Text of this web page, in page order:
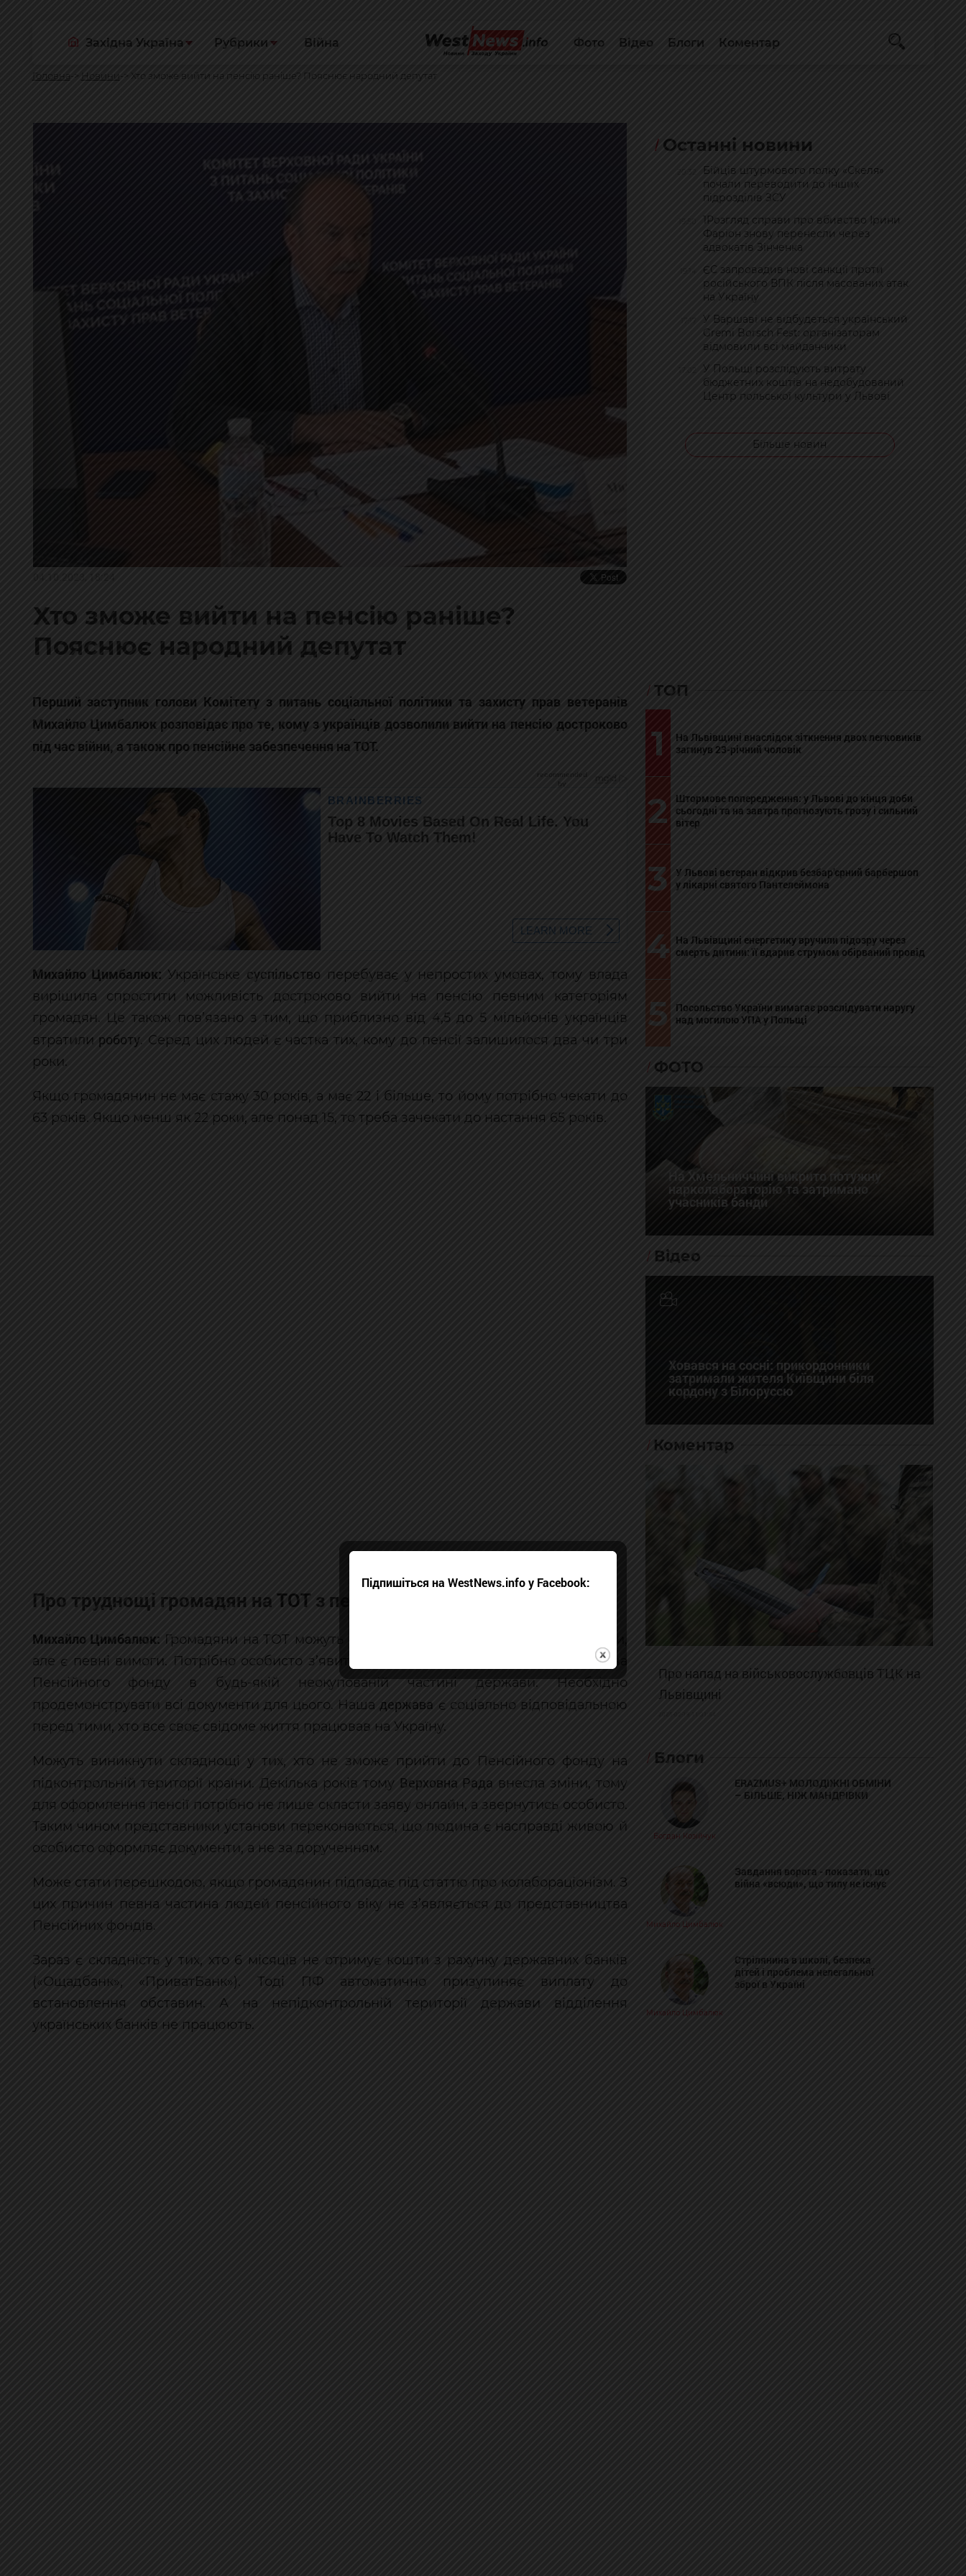
Західна Україна Рубрики Війна Фото Відео Блоги Коментар
Головна Новини Хто зможе вийти на пенсію раніше? Пояснює народний депутат
Хто зможе вийти на пенсію раніше?
Пояснює народний депутат
Перший заступник голови Комітету з питань соціальної політики та захисту прав ветеранів
Михайло Цимбалюк розповідає про те, кому з українців дозволили вийти на пенсію достроково
під час війни, а також про пенсійне забезпечення на ТОТ.
Михайло Цимбалюк: Українське суспільство перебуває у непростих умовах, тому влада
вирішила спростити можливість достроково вийти на пенсію певним категоріям
громадян. Це також пов’язано з тим, що приблизно від 4,5 до 5 мільйонів українців
втратили роботу. Серед цих людей є частка тих, кому до пенсії залишилося два чи три
роки.
Якщо громадянин не має стажу 30 років, а має 22 і більше, то йому потрібно чекати до
63 років. Якщо менш як 22 роки, але понад 15, то треба зачекати до настання 65 років.
Про труднощі громадян на ТОТз пенсіями
Михайло Цимбалюк: Громадяни на ТОТ можуть скористатись цими пільговими умовами,
але є певні вимоги. Потрібно особисто з’явитися до територіального представництва
Пенсійного фонду в будь-якій неокупованій частині держави. Необхідно
продемонструвати всі документи для цього. Нашадержава є соціально відповідальною
перед тими, хто все своє свідоме життя працював на Україну.
Можуть виникнути складнощі у тих, хто не зможе прийти до Пенсійного фонду на
підконтрольній території країни. Декілька років тому Верховна Рада внесла зміни, тому
для оформлення пенсії потрібно не лише скласти заяву онлайн, а звернутись особисто.
Таким чином представники установи переконаються, що людина є насправді живою й
особисто оформляє документи, а не за дорученням.
Може стати перешкодою, якщо громадянин підпадає під статтю про колабораціонізм. З
цих причин певна частина людей пенсійного віку не з’являється до представництва
Пенсійних фондів.
Зараз є складність у тих, хто 6 місяців не отримує кошти з рахунку державних банків
(«Ощадбанк», «ПриватБанк»). Тоді ПФ автоматично призупиняє виплату до
встановлення обставин. А на непідконтрольній території держави відділення
українських банків не працюють.
Останні новини
Бійців штурмового полку «Скеля»
почали переводити до інших
підрозділів ЗСУ
1Розгляд справи про вбивство Ірини
Фаріон знову перенесли через
адвокатів Зінченка
ЄС запровадив нові санкції проти
російського ВПК після масованих атак
на Україну
У Варшаві не відбудеться український
Gremi Borsch Fest: організаторам
відмовили всі майданчики
У Польщі розслідують витрату
бюджетних коштів на недобудований
Центр польської культури у Львові
Більше новин
ТОП
1
На Львівщині внаслідок зіткнення двох легковиків
загинув 23-річний чоловік
2
Штормове попередження: у Львові до кінця доби
сьогодні та на завтра прогнозують грозу і сильний
вітер
3
У Львові ветеран відкрив безбар’єрний барбершоп
у лікарні святого Пантелеймона
4 На Львівщині енергетику вручили підозру через
смерть дитини: її вдарив струмом обірваний провід
5
Посольство України вимагає розслідувати наругу
над могилою УПА у Польщі
ФОТО
На Хмельниччині викрито потужну
нарколабораторію та затримано
учасників банди
Відео
Ховався на сосні: прикордонники
затримали жителя Київщини біля
кордону з Білоруссю
Коментар
Про напад на військовослужбовців ТЦК на
Львівщині
Блоги
Богдан Козійчук
ERAZMUS+ МОЛОДІЖНІ ОБМІНИ
– БІЛЬШЕ, НІЖ МАНДРІВКИ
Михайло Цимбалюк
Завдання ворога - показати, що
війна «всюди», що тилу не існує
Михайло Цимбалюк
Стрілянина в школі, безпека
дітей і проблема нелегальної
зброї в Україні
Підпишіться на WestNews.info у Facebook: